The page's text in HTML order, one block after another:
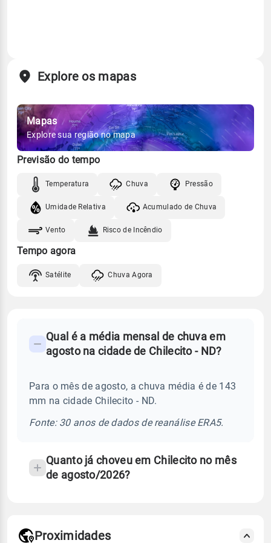
Explore os mapas
Mapas
Explore sua região no mapa
Previsão do tempo
Temperatura Chuva Pressão
Umidade Relativa Acumulado de Chuva
Vento Risco de Incêndio
Tempo agora
Satélite Chuva Agora
Perguntas
sobre
chuva
Qual é a média mensal de chuva em
agosto na cidade de Chilecito - ND?
Para o mês de agosto, a chuva média é de 143
mm na cidade Chilecito - ND.
Fonte: 30 anos de dados de reanálise ERA5.
Quanto já choveu em Chilecito no mês
de agosto/2026?
Proximidades